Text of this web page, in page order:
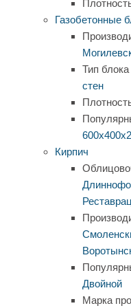
Газобетонные
Тип блока
стен
Кирпич
Двойной
Марка